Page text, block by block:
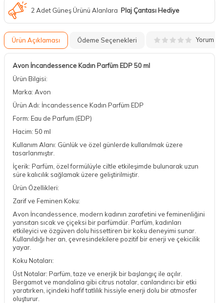
2 Adet Güneş Ürünü Alanlara Plaj Çantası Hediye
Ürün Açıklaması Ödeme Seçenekleri Yorum
Avon İncandessence Kadın Parfüm EDP 50 ml
Ürün Bilgisi:
Marka: Avon
Ürün Adı: İncandessence Kadın Parfüm EDP
Form: Eau de Parfum (EDP)
Hacim: 50 ml
Kullanım Alanı: Günlük ve özel günlerde kullanılmak üzere
tasarlanmıştır.
İçerik: Parfüm, özel formülüyle ciltle etkileşimde bulunarak uzun
süre kalıcılık sağlamak üzere geliştirilmiştir.
Ürün Özellikleri:
Zarif ve Feminen Koku:
Avon İncandessence, modern kadının zarafetini ve feminenliğini
yansıtan sıcak ve çiçeksi bir parfümdür. Parfüm, kadınları
etkileyici ve özgüven dolu hissettiren bir koku deneyimi sunar.
Kullanıldığı her an, çevresindekilere pozitif bir enerji ve çekicilik
yayar.
Koku Notaları:
Üst Notalar: Parfüm, taze ve enerjik bir başlangıç ile açılır.
Bergamot ve mandalina gibi citrus notalar, canlandırıcı bir etki
yaratırken, içindeki hafif tatlılık hissiyle enerji dolu bir atmosfer
oluşturur.